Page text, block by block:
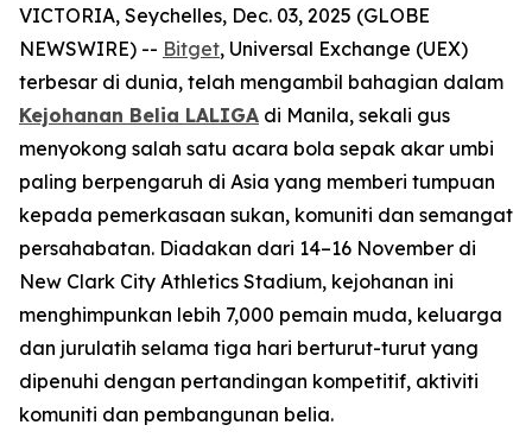
VICTORIA, Seychelles, Dec. 03, 2025 (GLOBE
NEWSWIRE) -- Bitget, Universal Exchange (UEX)
terbesar di dunia, telah mengambil bahagian dalam
Kejohanan Belia LALIGA di Manila, sekali gus
menyokong salah satu acara bola sepak akar umbi
paling berpengaruh di Asia yang memberi tumpuan
kepada pemerkasaan sukan, komuniti dan semangat
persahabatan. Diadakan dari 14–16 November di
New Clark City Athletics Stadium, kejohanan ini
menghimpunkan lebih 7,000 pemain muda, keluarga
dan jurulatih selama tiga hari berturut-turut yang
dipenuhi dengan pertandingan kompetitif, aktiviti
komuniti dan pembangunan belia.